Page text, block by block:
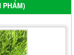
PHẨM)